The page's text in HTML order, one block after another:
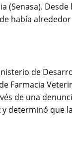
(Senasa).
había
de
Farmacia
de una
y determinó